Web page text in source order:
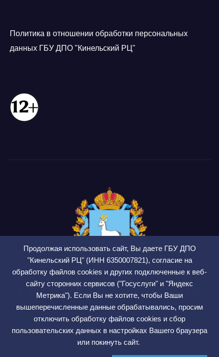
Продолжая использовать сайт, Вы даете ГБУ ДПО
"Кинельский РЦ" (ИНН 6350007821), согласие на
обработку файлов cookies и других подключенные к веб-
сайту сторонних сервисов ("Госуслуги" и "Яндекс
Метрика"). Если Вы не хотите, чтобы Ваши
вышеперечисленные данные обрабатывались, просим
отключить обработку файлов cookies и сбор
пользовательских данных в настройках Вашего браузера
или покинуть сайт.
Политика в отношении обработки персональных
данных ГБУ ДПО "Кинельский РЦ"
ГБУ ДПО Кинельский
РЦ
СМИ ЭЛ № ФС 77 — 75564